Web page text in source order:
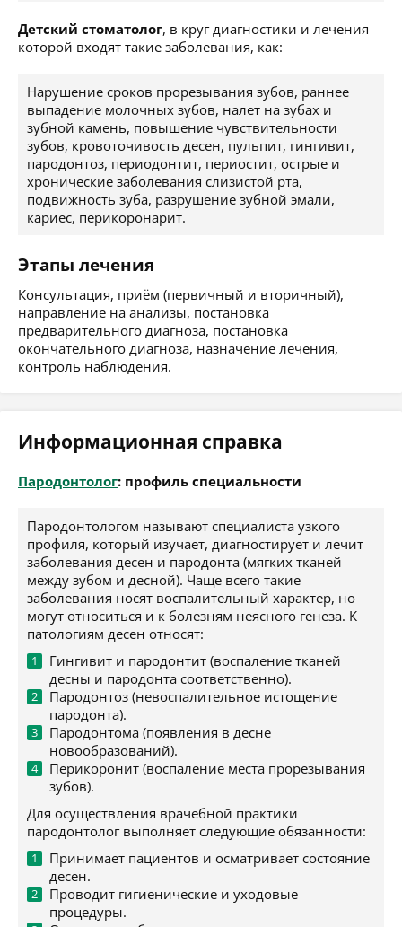
Детский стоматолог, в круг диагностики и лечения
которой входят такие заболевания, как:
Нарушение сроков прорезывания зубов, раннее
выпадение молочных зубов, налет на зубах и
зубной камень, повышение чувствительности
зубов, кровоточивость десен, пульпит, гингивит,
пародонтоз, периодонтит, периостит, острые и
хронические заболевания слизистой рта,
подвижность зуба, разрушение зубной эмали,
кариес, перикоронарит.
Этапы лечения
Консультация, приём (первичный и вторичный),
направление на анализы, постановка
предварительного диагноза, постановка
окончательного диагноза, назначение лечения,
контроль наблюдения.
Информационная справка
Пародонтолог: профиль специальности
Пародонтологом называют специалиста узкого
профиля, который изучает, диагностирует и лечит
заболевания десен и пародонта (мягких тканей
между зубом и десной). Чаще всего такие
заболевания носят воспалительный характер, но
могут относиться и к болезням неясного генеза. К
патологиям десен относят:
Гингивит и пародонтит (воспаление тканей
десны и пародонта соответственно).
Пародонтоз (невоспалительное истощение
пародонта).
Пародонтома (появления в десне
новообразований).
Перикоронит (воспаление места прорезывания
зубов).
Для осуществления врачебной практики
пародонтолог выполняет следующие обязанности:
Принимает пациентов и осматривает состояние
десен.
Проводит гигиенические и уходовые
процедуры.